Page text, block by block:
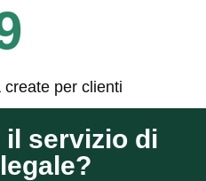
per clienti
servizio di